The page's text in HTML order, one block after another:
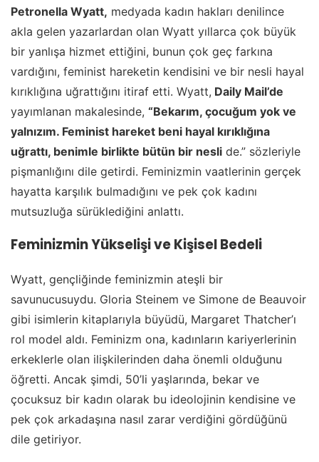
Petronella Wyatt, medyada kadın hakları denilince
akla gelen yazarlardan olan Wyatt yıllarca çok büyük
bir yanlışa hizmet ettiğini, bunun çok geç farkına
vardığını, feminist hareketin kendisini ve bir nesli hayal
kırıklığına uğrattığını itiraf etti. Wyatt, Daily Mail’de
yayımlanan makalesinde, “Bekarım, çocuğum yok ve
yalnızım. Feminist hareket beni hayal kırıklığına
uğrattı, benimle birlikte bütün bir nesli de.” sözleriyle
pişmanlığını dile getirdi. Feminizmin vaatlerinin gerçek
hayatta karşılık bulmadığını ve pek çok kadını
mutsuzluğa sürüklediğini anlattı.
Feminizmin Yükselişi ve Kişisel Bedeli
Wyatt, gençliğinde feminizmin ateşli bir
savunucusuydu. Gloria Steinem ve Simone de Beauvoir
gibi isimlerin kitaplarıyla büyüdü, Margaret Thatcher’ı
rol model aldı. Feminizm ona, kadınların kariyerlerinin
erkeklerle olan ilişkilerinden daha önemli olduğunu
öğretti. Ancak şimdi, 50’li yaşlarında, bekar ve
çocuksuz bir kadın olarak bu ideolojinin kendisine ve
pek çok arkadaşına nasıl zarar verdiğini gördüğünü
dile getiriyor.